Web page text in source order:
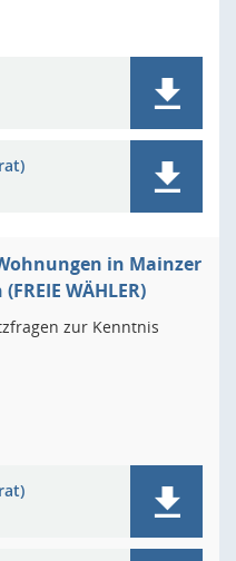
in Mainzer
WÄHLER)
zur Kenntnis